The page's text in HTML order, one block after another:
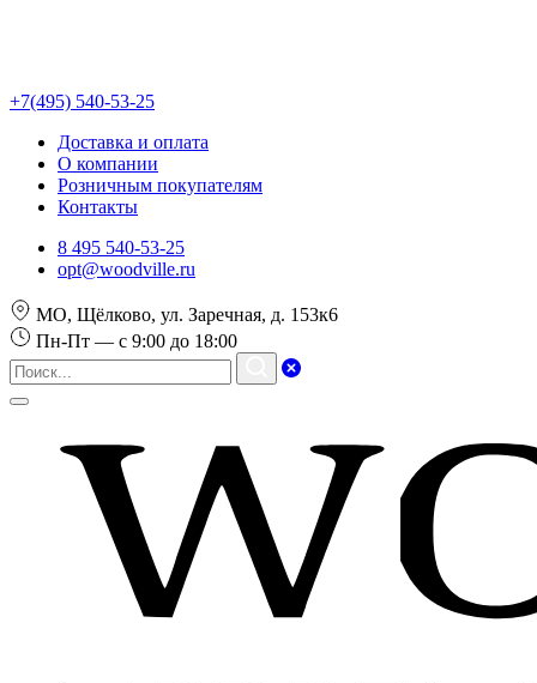
+7(495) 540-53-25
Доставка и оплата
О компании
Розничным покупателям
Контакты
8 495 540-53-25
opt@woodville.ru
МО, Щёлково, ул. Заречная, д. 153к6
Пн-Пт — с 9:00 до 18:00